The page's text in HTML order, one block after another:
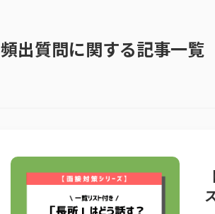
頻出質問に関する記事一覧